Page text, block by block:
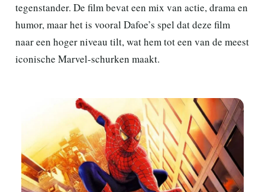
tegenstander. De film bevat een mix van actie, drama en
humor, maar het is vooral Dafoe’s spel dat deze film
naar een hoger niveau tilt, wat hem tot een van de meest
iconische Marvel-schurken maakt.